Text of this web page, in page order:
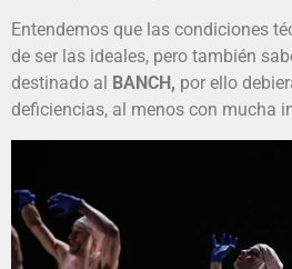
Entendemos que las condiciones
de ser las ideales, pero también
destinado al
BANCH, por ello
deficiencias, al menos con mucha